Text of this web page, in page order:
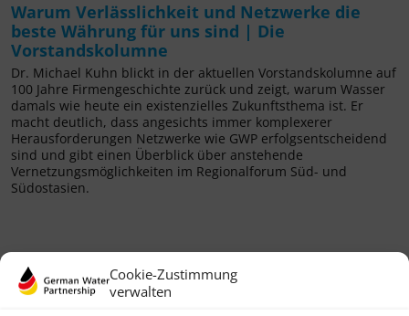
Cookie-Zustimmung
verwalten
Warum Verlässlichkeit und Netzwerke die
beste Währung für uns sind | Die
Vorstandskolumne
Dr. Michael Kuhn blickt in der aktuellen Vorstandskolumne auf
100 Jahre Firmengeschichte zurück und zeigt, warum Wasser
damals wie heute ein existenzielles Zukunftsthema ist. Er
macht deutlich, dass angesichts immer komplexerer
Herausforderungen Netzwerke wie GWP erfolgsentscheidend
sind und gibt einen Überblick über anstehende
Vernetzungsmöglichkeiten im Regionalforum Süd- und
Südostasien.